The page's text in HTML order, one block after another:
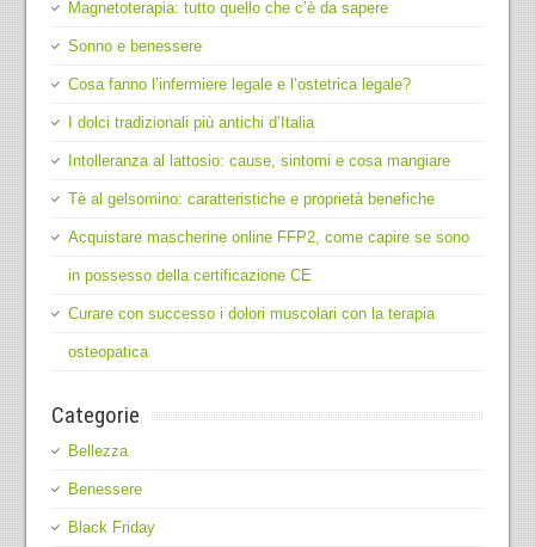
Magnetoterapia: tutto quello che c’è da sapere
Sonno e benessere
Cosa fanno l’infermiere legale e l’ostetrica legale?
I dolci tradizionali più antichi d’Italia
Intolleranza al lattosio: cause, sintomi e cosa mangiare
Tè al gelsomino: caratteristiche e proprietà benefiche
Acquistare mascherine online FFP2, come capire se sono
in possesso della certificazione CE
Curare con successo i dolori muscolari con la terapia
osteopatica
Categorie
Bellezza
Benessere
Black Friday